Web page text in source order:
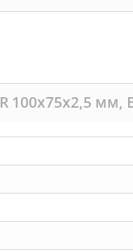
100x75x2,5 мм,